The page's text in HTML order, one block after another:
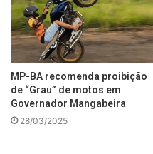
MP-BA recomenda proibição
de “Grau” de motos em
Governador Mangabeira
28/03/2025